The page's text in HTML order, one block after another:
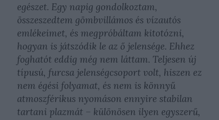
egészet. Egy napig gondolkoztam,
összeszedtem gömbvillámos és vízautós
emlékeimet, és megpróbáltam kitotózni,
hogyan is játszódik le az ő jelensége. Ehhez
foghatót eddig még nem láttam. Teljesen új
típusú, furcsa jelenségcsoport volt, hiszen ez
nem égési folyamat, és nem is könnyű
atmoszférikus nyomáson ennyire stabilan
tartani plazmát – különösen ilyen egyszerű,